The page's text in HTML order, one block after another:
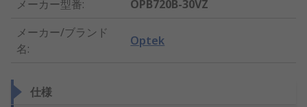
メーカー型番:
OPB720B-30VZ
メーカー/ブランド
名:
Optek
仕様